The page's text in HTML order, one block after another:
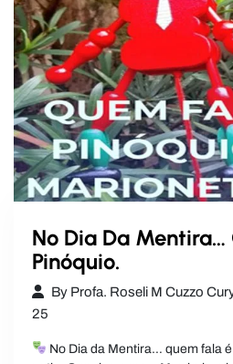
No Dia Da Mentira…
Pinóquio.
By Profa. Roseli M Cuzzo
25
No Dia da Mentira… quem fala